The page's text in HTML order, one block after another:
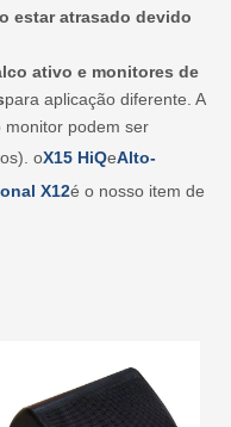
estar atrasado devido
ativo e monitores de
para aplicação diferente. A
monitor podem ser
oX15 HiQeAlto-
X12é o nosso item de